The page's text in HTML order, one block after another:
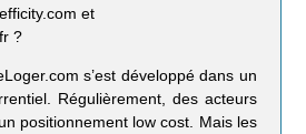
et
?
s’est développé dans un
Régulièrement, des acteurs
positionnement low cost. Mais les